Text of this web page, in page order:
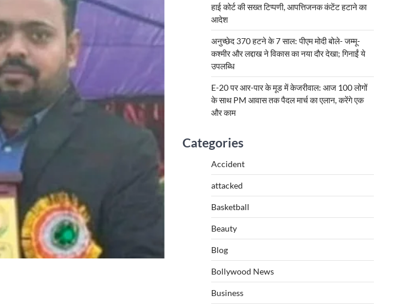
हाई कोर्ट की सख्त टिप्पणी, आपत्तिजनक कंटेंट हटाने का
आदेश
अनुच्छेद 370 हटने के 7 साल: पीएम मोदी बोले- जम्मू-
कश्मीर और लद्दाख ने विकास का नया दौर देखा; गिनाईं ये
उपलब्धि
E-20 पर आर-पार के मूड में केजरीवाल: आज 100 लोगों
के साथ PM आवास तक पैदल मार्च का एलान, करेंगे एक
और काम
Categories
Accident
attacked
Basketball
Beauty
Blog
Bollywood News
Business